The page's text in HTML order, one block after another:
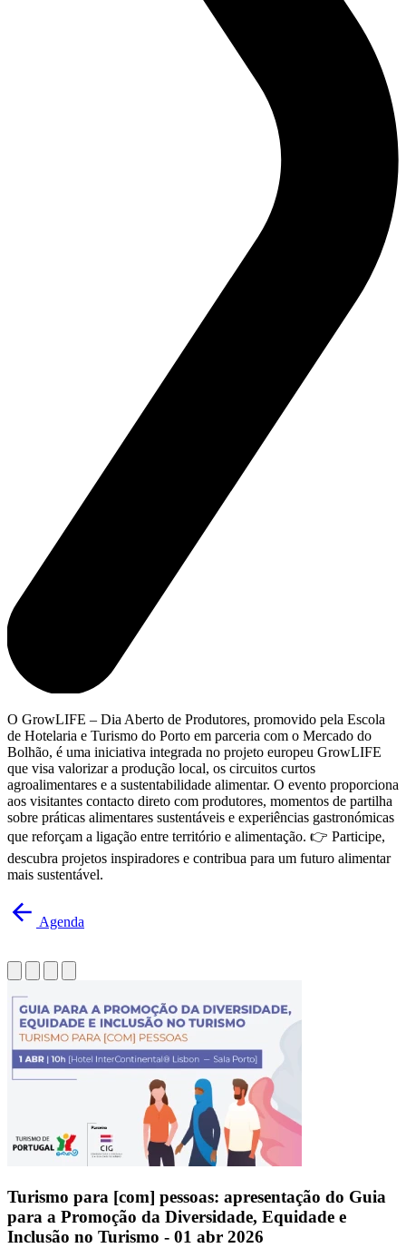
O GrowLIFE – Dia Aberto de Produtores, promovido pela Escola
de Hotelaria e Turismo do Porto em parceria com o Mercado do
Bolhão, é uma iniciativa integrada no projeto europeu GrowLIFE
que visa valorizar a produção local, os circuitos curtos
agroalimentares e a sustentabilidade alimentar. O evento proporciona
aos visitantes contacto direto com produtores, momentos de partilha
sobre práticas alimentares sustentáveis e experiências gastronómicas
que reforçam a ligação entre território e alimentação. 👉 Participe,
descubra projetos inspiradores e contribua para um futuro alimentar
mais sustentável.
Agenda
Turismo para [com] pessoas: apresentação do Guia
para a Promoção da Diversidade, Equidade e
Inclusão no Turismo - 01 abr 2026